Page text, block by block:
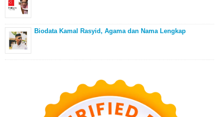
Biodata Kamal Rasyid, Agama dan Nama Lengkap